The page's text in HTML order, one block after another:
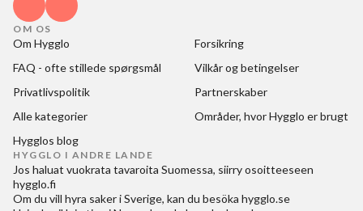
OM OS
Om Hygglo
Forsikring
FAQ - ofte stillede spørgsmål
Vilkår og betingelser
Privatlivspolitik
Partnerskaber
Alle kategorier
Områder, hvor Hygglo er brugt
Hygglos blog
HYGGLO I ANDRE LANDE
Jos haluat vuokrata tavaroita Suomessa, siirry osoitteeseen
hygglo.fi
Om du vill hyra saker i Sverige, kan du besöka hygglo.se